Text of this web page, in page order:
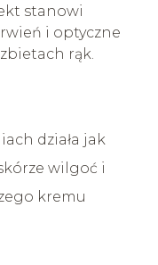
stanowi
i optyczne
rąk.
działa jak
wilgoć i
kremu